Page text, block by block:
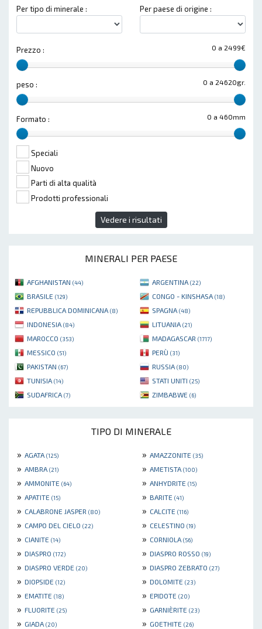
Per tipo di minerale : Per paese di origine :
0 a 2499€
Prezzo :
0 a 24620gr.
peso :
0 a 460mm
Formato :
Speciali
Nuovo
Parti di alta qualità
Prodotti professionali
Vedere i risultati
MINERALI PER PAESE
AFGHANISTAN (44) ARGENTINA (22)
BRASILE (129) CONGO - KINSHASA (18)
REPUBBLICA DOMINICANA (8) SPAGNA (48)
INDONESIA (84) LITUANIA (21)
MAROCCO (353) MADAGASCAR (1717)
MESSICO (51) PERÙ (31)
PAKISTAN (67) RUSSIA (80)
TUNISIA (14) STATI UNITI (25)
SUDAFRICA (7) ZIMBABWE (6)
TIPO DI MINERALE
» AGATA (125) » AMAZZONITE (35)
» AMBRA (21) » AMETISTA (100)
» AMMONITE (64) » ANHYDRITE (15)
» APATITE (15) » BARITE (41)
» CALABRONE JASPER (80) » CALCITE (116)
» CAMPO DEL CIELO (22) » CELESTINO (19)
» CIANITE (14) » CORNIOLA (56)
» DIASPRO (172) » DIASPRO ROSSO (19)
» DIASPRO VERDE (20) » DIASPRO ZEBRATO (27)
» DIOPSIDE (12) » DOLOMITE (23)
» EMATITE (18) » EPIDOTE (20)
» FLUORITE (25) » GARNIÈRITE (23)
» GIADA (20) » GOETHITE (26)